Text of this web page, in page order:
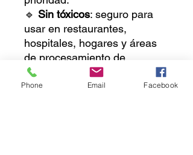
🔹 Sin tóxicos: seguro para
usar en restaurantes,
hospitales, hogares y áreas
de procesamiento de
alimentos.
🔹 Cada trampa incluye
cebo
Phone Email Facebook